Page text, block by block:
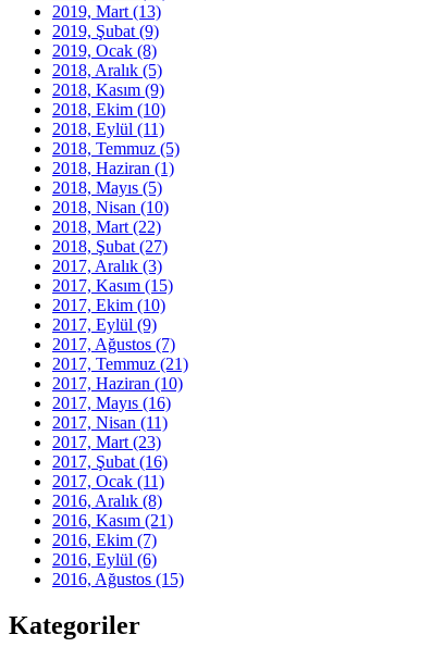
2019, Mart (13)
2019, Şubat (9)
2019, Ocak (8)
2018, Aralık (5)
2018, Kasım (9)
2018, Ekim (10)
2018, Eylül (11)
2018, Temmuz (5)
2018, Haziran (1)
2018, Mayıs (5)
2018, Nisan (10)
2018, Mart (22)
2018, Şubat (27)
2017, Aralık (3)
2017, Kasım (15)
2017, Ekim (10)
2017, Eylül (9)
2017, Ağustos (7)
2017, Temmuz (21)
2017, Haziran (10)
2017, Mayıs (16)
2017, Nisan (11)
2017, Mart (23)
2017, Şubat (16)
2017, Ocak (11)
2016, Aralık (8)
2016, Kasım (21)
2016, Ekim (7)
2016, Eylül (6)
2016, Ağustos (15)
Kategoriler